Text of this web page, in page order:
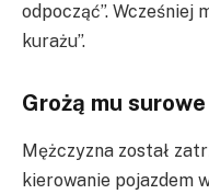
odpocząć”. Wcześniej
kurażu”.
Grożą mu
Mężczyzna został
kierowanie pojazdem